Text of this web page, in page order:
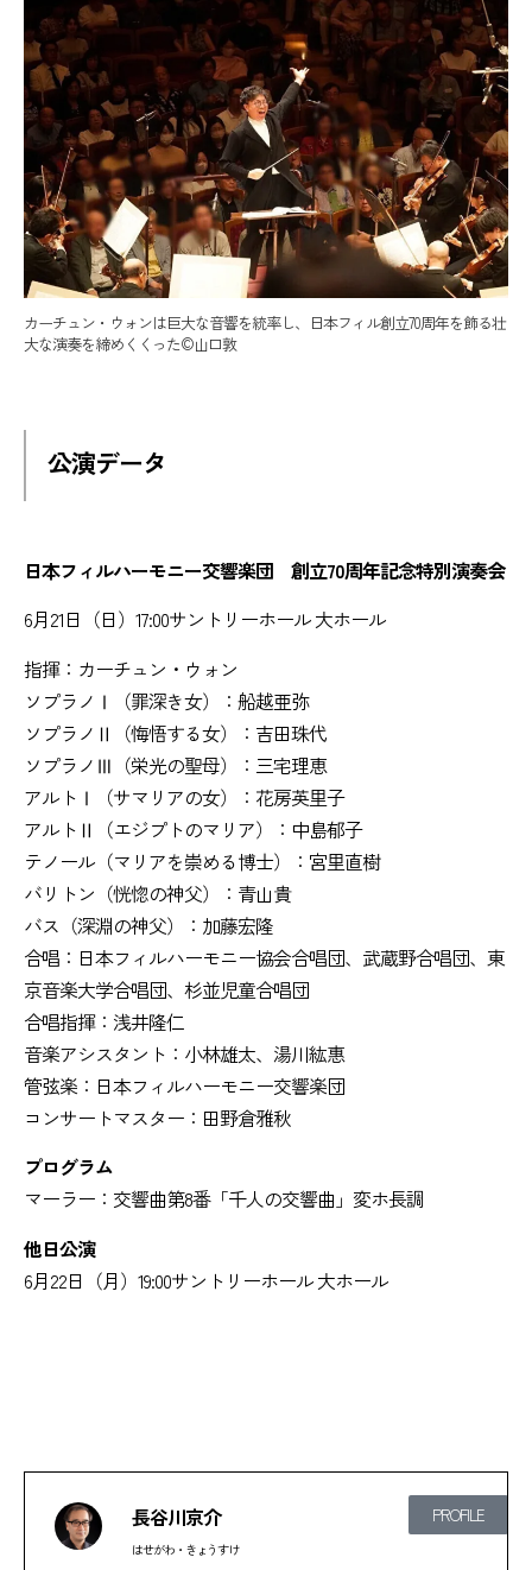
カーチュン・ウォンは巨大な音響を統率し、日本フィル創立70周年を飾る壮
大な演奏を締めくくった©️山口敦
公演データ
日本フィルハーモニー交響楽団 創立70周年記念特別演奏会
6月21日（日）17:00サントリーホール 大ホール
指揮：カーチュン・ウォン
ソプラノⅠ（罪深き女）：船越亜弥
ソプラノⅡ（悔悟する女）：吉田珠代
ソプラノⅢ（栄光の聖母）：三宅理恵
アルトⅠ（サマリアの女）：花房英里子
アルトⅡ（エジプトのマリア）：中島郁子
テノール（マリアを崇める博士）：宮里直樹
バリトン（恍惚の神父）：青山貴
バス（深淵の神父）：加藤宏隆
合唱：日本フィルハーモニー協会合唱団、武蔵野合唱団、東
京音楽大学合唱団、杉並児童合唱団
合唱指揮：浅井隆仁
音楽アシスタント：小林雄太、湯川紘惠
管弦楽：日本フィルハーモニー交響楽団
コンサートマスター：田野倉雅秋
プログラム
マーラー：交響曲第8番「千人の交響曲」変ホ長調
他日公演
6月22日（月）19:00サントリーホール 大ホール
PROFILE
長谷川京介
はせがわ・きょうすけ